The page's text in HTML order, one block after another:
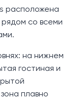
расположена
рядом со всеми
на нижнем
гостиная и
плавно